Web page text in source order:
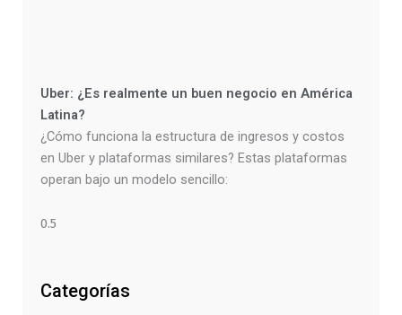
Uber: ¿Es realmente un buen negocio en América
Latina?
¿Cómo funciona la estructura de ingresos y costos
en Uber y plataformas similares? Estas plataformas
operan bajo un modelo sencillo:
Categorías